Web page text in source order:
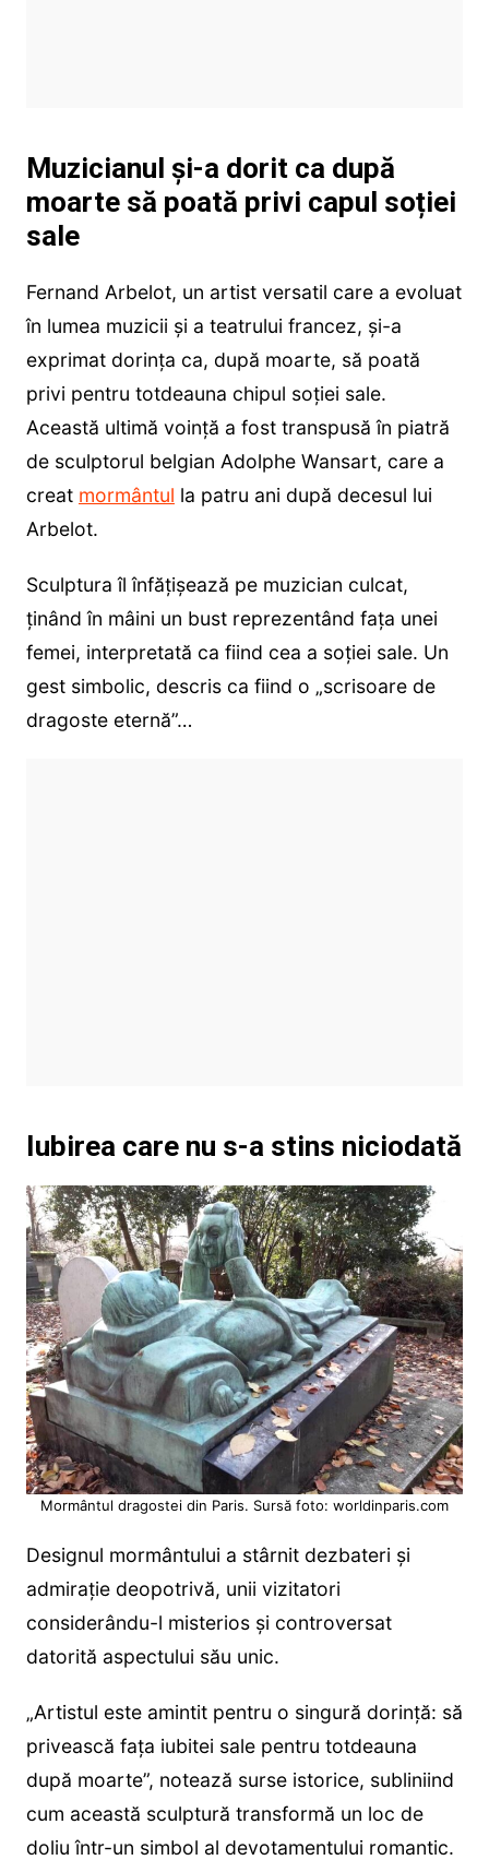
Muzicianul și-a dorit ca după
moarte să poată privi capul soției
sale
Fernand Arbelot, un artist versatil care a evoluat
în lumea muzicii și a teatrului francez, și-a
exprimat dorința ca, după moarte, să poată
privi pentru totdeauna chipul soției sale.
Această ultimă voință a fost transpusă în piatră
de sculptorul belgian Adolphe Wansart, care a
creat mormântul la patru ani după decesul lui
Arbelot.
Sculptura îl înfățișează pe muzician culcat,
ținând în mâini un bust reprezentând fața unei
femei, interpretată ca fiind cea a soției sale. Un
gest simbolic, descris ca fiind o „scrisoare de
dragoste eternă”…
Iubirea care nu s-a stins niciodată
Mormântul dragostei din Paris. Sursă foto: worldinparis.com
Designul mormântului a stârnit dezbateri și
admirație deopotrivă, unii vizitatori
considerându-l misterios și controversat
datorită aspectului său unic.
„Artistul este amintit pentru o singură dorință: să
privească fața iubitei sale pentru totdeauna
după moarte”, notează surse istorice, subliniind
cum această sculptură transformă un loc de
doliu într-un simbol al devotamentului romantic.